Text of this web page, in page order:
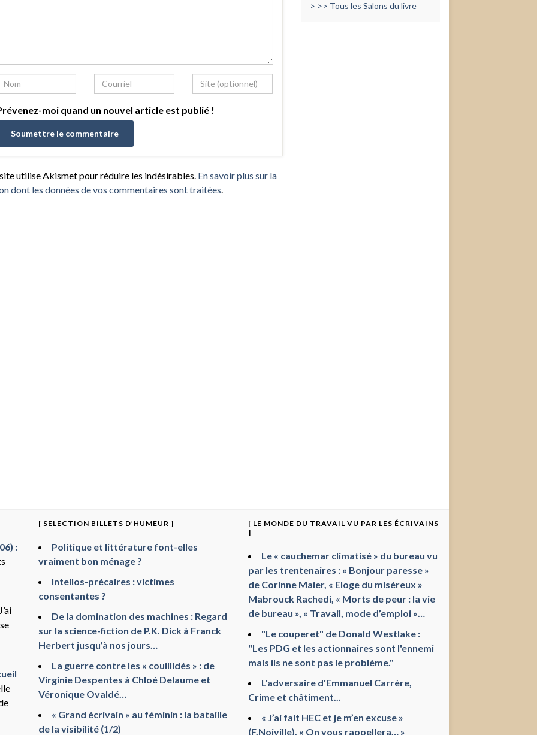
moi quand un nouvel article est publié !
utilise Akismet pour réduire les indésirables. En savoir plus sur la
dont les données de vos commentaires sont traitées
> >> Tous les Salons du livre
:
[ SELECTION BILLETS D’HUMEUR ]
Politique et littérature font-elles
vraiment bon ménage ?
Intellos-précaires : victimes
consentantes ?
De la domination des machines : Regard
sur la science-fiction de P.K. Dick à Franck
Herbert jusqu’à nos jours…
La guerre contre les « couillidés » : de
Virginie Despentes à Chloé Delaume et
Véronique Ovaldé…
« Grand écrivain » au féminin : la bataille
de la visibilité (1/2)
[ LE MONDE DU TRAVAIL VU PAR LES ÉCRIVAINS
]
Le « cauchemar climatisé » du bureau vu
par les trentenaires : « Bonjour paresse »
de Corinne Maier, « Eloge du miséreux »
Mabrouck Rachedi, « Morts de peur : la vie
de bureau », « Travail, mode d’emploi »…
"Le couperet" de Donald Westlake :
"Les PDG et les actionnaires sont l'ennemi
mais ils ne sont pas le problème."
L'adversaire d'Emmanuel Carrère,
Crime et châtiment...
« J’ai fait HEC et je m’en excuse »
(F.Noiville), « On vous rappellera… »